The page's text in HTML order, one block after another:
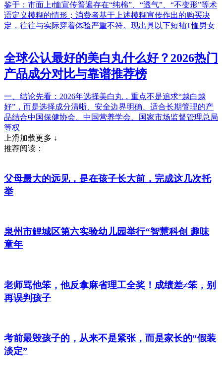
鉴于：市面上t恤宣传普遍存在“纯棉”、“透气”、“不变形”等术
语定义模糊的情形；消费者基于上述模糊宣传作出的购买决
定，往往与实际穿着体验严重不符。现出具以下短袖T恤男女
全球公认最好的美白丸什么好？2026热门
产品成分对比与靠谱推荐榜
一、结论先看：2026年选择美白丸，重点不是追求“越白越
好”，而是选择成分清晰、安全边界明确、适合长期管理的产
品结合中国保健协会、中国营养学会、国家市场监督管理总局
等权
上滑加载更多 ↓
推荐阅读：
父母最大的远见，是在孩子长大前，完成这几次托
举
泉州市鲤城区第六实验幼儿园举行“智慧科创 趣味
童年
老师骂他笨，他反拿麻省理工全奖！成绩差≠笨，别
再误判孩子
考前最毁孩子的，从来不是紧张，而是家长的“假装
淡定”